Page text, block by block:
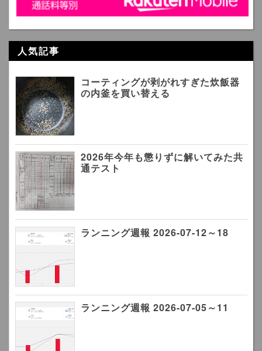
人気記事
コーティングが剥がれすぎた炊飯器
の内釜を買い替える
2026年今年も懲りずに解いてみた共
通テスト
ランニング週報 2026-07-12～18
ランニング週報 2026-07-05～11